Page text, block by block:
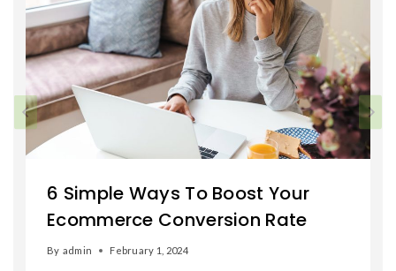
6 Simple Ways To Boost Your
Ecommerce Conversion Rate
By admin February 1, 2024